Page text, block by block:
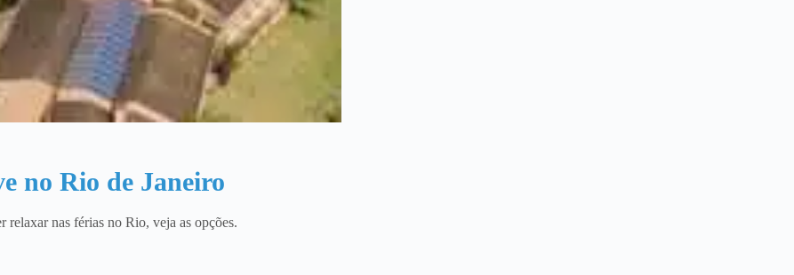
no Rio de Janeiro
relaxar nas férias no Rio, veja as opções.